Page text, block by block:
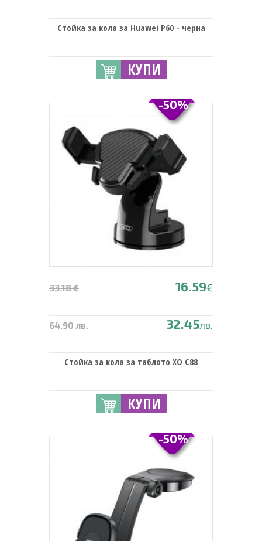
Стойка за кола за Huawei P60 - черна
КУПИ
33.18 € 16.59€
64.90 лв. 32.45лв.
Стойка за кола за таблото XO C88
КУПИ
-50%
-50%